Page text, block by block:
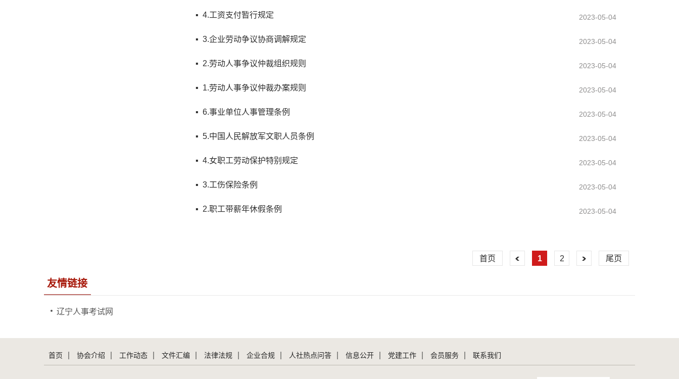
▪ 4.工资支付暂行规定 2023-05-04
▪ 3.企业劳动争议协商调解规定 2023-05-04
▪ 2.劳动人事争议仲裁组织规则 2023-05-04
▪ 1.劳动人事争议仲裁办案规则 2023-05-04
▪ 6.事业单位人事管理条例 2023-05-04
▪ 5.中国人民解放军文职人员条例 2023-05-04
▪ 4.女职工劳动保护特别规定 2023-05-04
▪ 3.工伤保险条例 2023-05-04
▪ 2.职工带薪年休假条例 2023-05-04
首页 1 2 尾页
友情链接
辽宁人事考试网
首页 协会介绍 工作动态 文件汇编 法律法规 企业合规 人社热点问答 信息公开 党建工作 会员服务 联系我们